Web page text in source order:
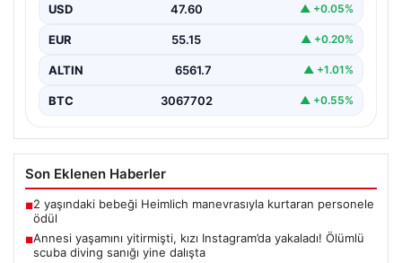
USD 47.60 ▲ +0.05%
EUR 55.15 ▲ +0.20%
ALTIN 6561.7 ▲ +1.01%
BTC 3067702 ▲ +0.55%
Son Eklenen Haberler
■2 yaşındaki bebeği Heimlich manevrasıyla kurtaran personele
ödül
■Annesi yaşamını yitirmişti, kızı Instagram’da yakaladı! Ölümlü
scuba diving sanığı yine dalışta